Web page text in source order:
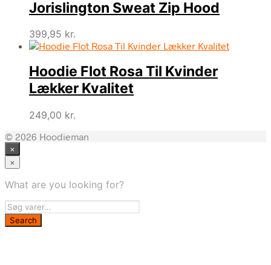
Jorislington Sweat Zip Hood
399,95 kr.
Hoodie Flot Rosa Til Kvinder
Lækker Kvalitet
249,00 kr.
© 2026 Hoodieman
×
×
What are you looking for?